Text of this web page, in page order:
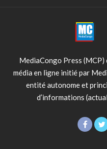
MediaCongo Press (MCP)
média en ligne initié par
entité autonome et
d’informations